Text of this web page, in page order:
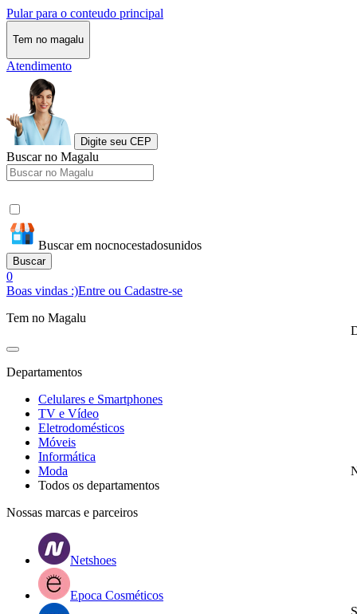
Pular para o conteudo principal
Tem no magalu
Atendimento
Digite seu CEP
Buscar no Magalu
Buscar em nocnocestadosunidos
Buscar
0
Boas vindas :)Entre ou Cadastre-se
Tem no Magalu
Departamentos
Celulares e Smartphones
TV e Vídeo
Eletrodomésticos
Móveis
Informática
Moda
Todos os departamentos
Nossas marcas e parceiros
Netshoes
Epoca Cosméticos